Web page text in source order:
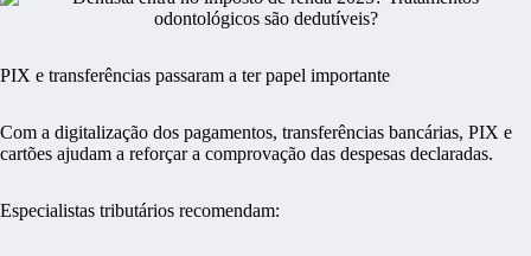
PIX e transferências passaram a ter papel importante
Com a digitalização dos pagamentos, transferências bancárias, PIX e
cartões ajudam a reforçar a comprovação das despesas declaradas.
Especialistas tributários recomendam: